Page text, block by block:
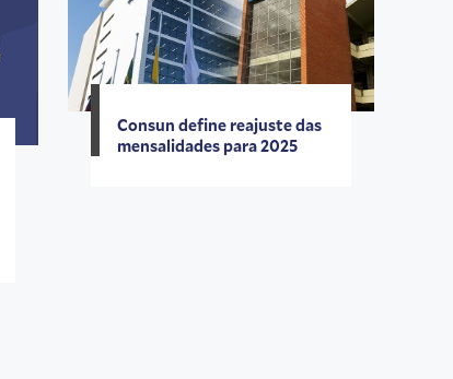
Consun define reajuste das
mensalidades para 2025